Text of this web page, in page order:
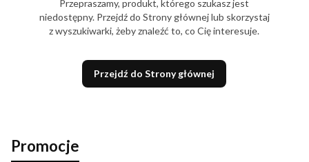
Przepraszamy, produkt, którego szukasz jest
niedostępny. Przejdź do Strony głównej lub skorzystaj
z wyszukiwarki, żeby znaleźć to, co Cię interesuje.
Przejdź do Strony głównej
Promocje